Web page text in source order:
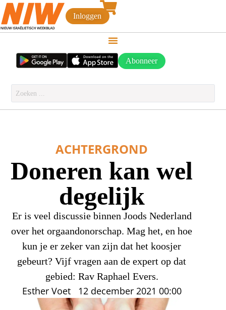
Inloggen
Abonneer
ACHTERGROND
Doneren kan wel
degelijk
Er is veel discussie binnen Joods Nederland
over het orgaandonorschap. Mag het, en hoe
kun je er zeker van zijn dat het koosjer
gebeurt? Vijf vragen aan de expert op dat
gebied: Rav Raphael Evers.
Esther Voet 12 december 2021 00:00